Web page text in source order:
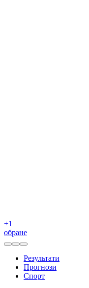
+1
обране
Результати
Прогнози
Спорт